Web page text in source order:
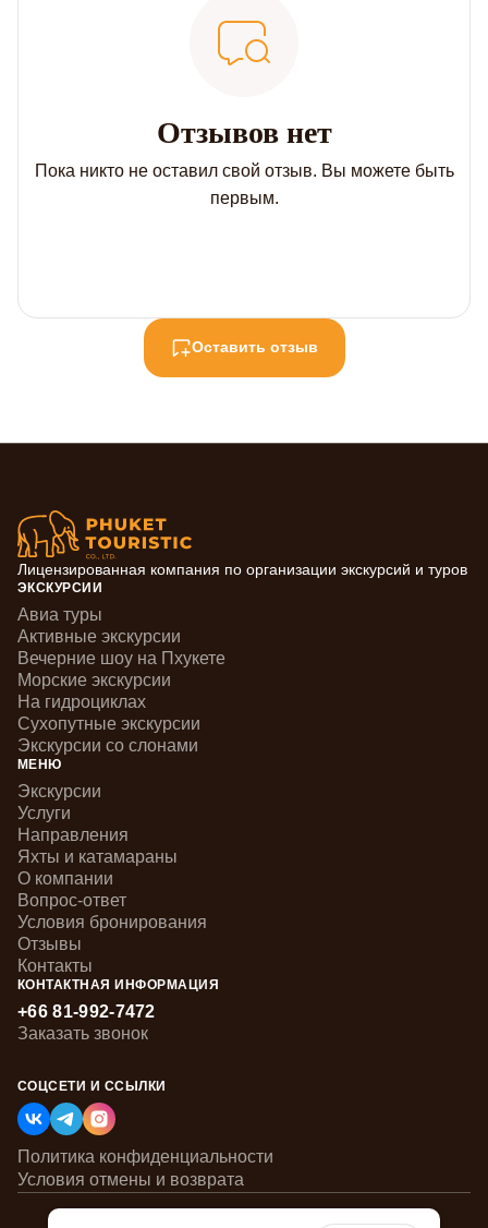
Отзывов нет
Пока никто не оставил свой отзыв. Вы можете быть
первым.
Оставить отзыв
Лицензированная компания по организации экскурсий и туров
ЭКСКУРСИИ
Авиа туры
Активные экскурсии
Вечерние шоу на Пхукете
Морские экскурсии
На гидроциклах
Сухопутные экскурсии
Экскурсии со слонами
МЕНЮ
Экскурсии
Услуги
Направления
Яхты и катамараны
О компании
Вопрос-ответ
Условия бронирования
Отзывы
Контакты
КОНТАКТНАЯ ИНФОРМАЦИЯ
+66 81-992-7472
Заказать звонок
СОЦСЕТИ И ССЫЛКИ
Политика конфиденциальности
Условия отмены и возврата